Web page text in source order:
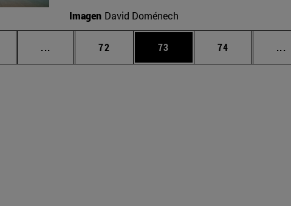
Imagen David Doménech
... Páginas intermedias Use TAB para desplazarse.
Página
72 Página
73 Página
74 ...